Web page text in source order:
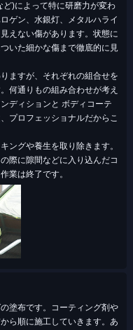
)によって特に研磨力が変わ
ゲン、水銀灯、メタルハライ
えない傷があります。状態に
いた細かな傷まで徹底的に⾒
ますが、それぞれの組合せを
何通りもの組み合わせが考え
ディションと ボディコーテ
プロフェッショナルだからこ
ングや養生を取り除きます。
際に隙間などに入り込んだコ
業は終了です。
塗布です。コーティング剤や
ら順に施工していきます。あ